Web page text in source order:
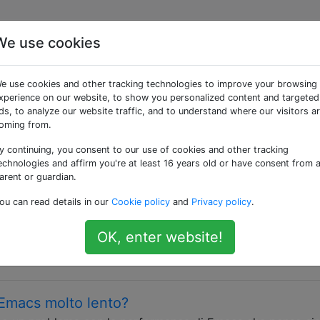
«performance»
Usa tag aggiuntivi per indicare su quali aspetti di
schermo, compilazione, esecuzione, debug e così via.
estremamente lunghe rallentino Emacs?
a seconda di quante nuove righe ci sono nel file che
file JSON: $ wget https://github.com/Wilfred/ReVo-
revo-export/dictionary.json?
-m json.tool &lt;one_line.json &gt;pretty_printed.json
one_line.jsonè 18 MiB di JSON senza …
molto lento?
use cookies
use cookies and other tracking technologies to improve your browsing
on our website, to show you personalized content and targeted
to analyze our website traffic, and to understand where our visitors
from.
continuing, you consent to our use of cookies and other tracking
and affirm you're at least 16 years old or have consent from a
or guardian.
can read details in our Cookie policy and Privacy policy.
OK, enter website!